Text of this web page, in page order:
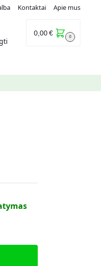
Kontaktai Apie mus
0,00€ 0